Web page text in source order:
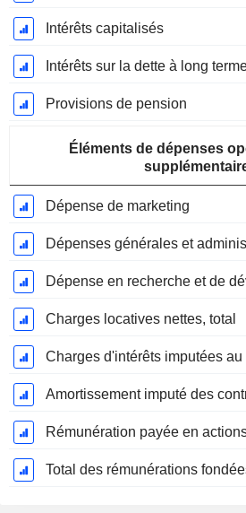
Intérêts capitalisés
Intérêts sur la dette à long
Provisions de pension
Éléments de dépenses
Dépense de marketing
Dépenses générales et
Dépense en recherche et de
Charges locatives nettes, total
Rémunération payée en